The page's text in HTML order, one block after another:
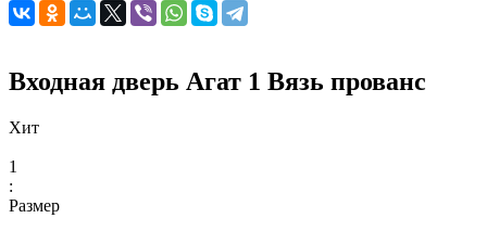
Входная дверь Агат 1 Вязь прованс
Хит
1
:
Размер